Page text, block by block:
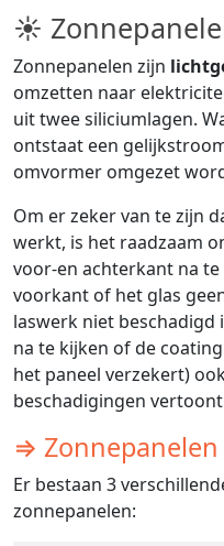
☀
Zonnepanelen zijn
omzetten naar
uit twee siliciumlagen.
ontstaat een
omvormer omgezet
Om er zeker van te zijn
werkt, is het raadzaam
voor-en achterkant na
voorkant of het glas
laswerk niet beschadigd
na te kijken of de
het paneel verzekert)
beschadigingen
⇒
Er bestaan 3
zonnepanelen: